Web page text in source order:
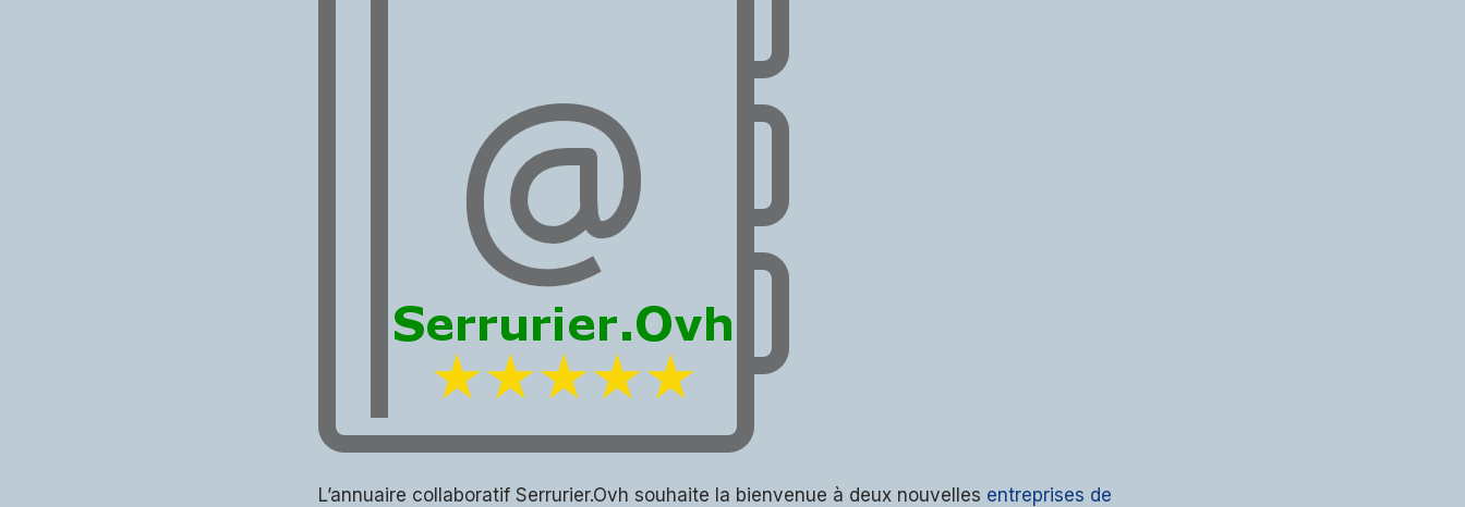
L’annuaire collaboratif Serrurier.Ovh souhaite la bienvenue à deux nouvelles entreprises de